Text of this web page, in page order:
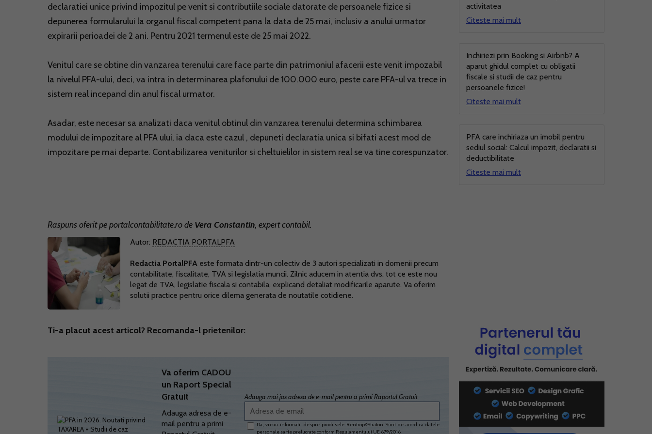
declaratiei unice privind impozitul pe venit si contributiile sociale datorate de persoanele fizice si
depunerea formularului la organul fiscal competent pana la data de 25 mai, inclusiv a anului urmator
expirarii perioadei de 2 ani. Pentru 2021 termenul este de 25 mai 2022.
Venitul care se obtine din vanzarea terenului care face parte din patrimoniul afacerii este venit impozabil
la nivelul PFA-ului, deci, va intra in determinarea plafonului de 100.000 euro, peste care PFA-ul va trece in
sistem real incepand din anul fiscal urmator.
Asadar, este necesar sa analizati daca venitul obtinul din vanzarea terenului determina schimbarea
modului de impozitare al PFA ului, ia daca este cazul , depuneti declaratia unica si bifati acest mod de
impozitare pe mai departe. Contabilizarea veniturilor si cheltuielilor in sistem real se va tine corespunzator.
Raspuns oferit peportalcontabilitate.rode Vera Constantin, expert contabil.
Autor: REDACTIA PORTALPFA
Redactia PortalPFA este formata dintr-un colectiv de 3 autori specializati in domenii precum
contabilitate, fiscalitate, TVA si legislatia muncii. Zilnic aducem in atentia dvs. tot ce este nou
legat de TVA, legislatie fiscala si contabila, explicand detaliat modificarile aparute. Va oferim
solutii practice pentru orice dilema generata de noutatile cotidiene.
Ti-a placut acest articol? Recomanda-l prietenilor:
Va oferim CADOU
un Raport Special
Gratuit
Adauga adresa de e-
mail pentru a primi
Adauga mai jos adresa de e-mail pentru a primi Raportul Gratuit
Da, vreau informatii despre produsele Rentrop&Straton. Sunt de acord ca datele
personale sa fie prelucrate conform Regulamentului UE 679/2016
activitatea
Citeste mai mult
Inchiriezi prin Booking si Airbnb? A
aparut ghidul complet cu obligatii
fiscale si studii de caz pentru
persoanele fizice!
Citeste mai mult
PFA care inchiriaza un imobil pentru
sediul social: Calcul impozit, declaratii si
deductibilitate
Citeste mai mult